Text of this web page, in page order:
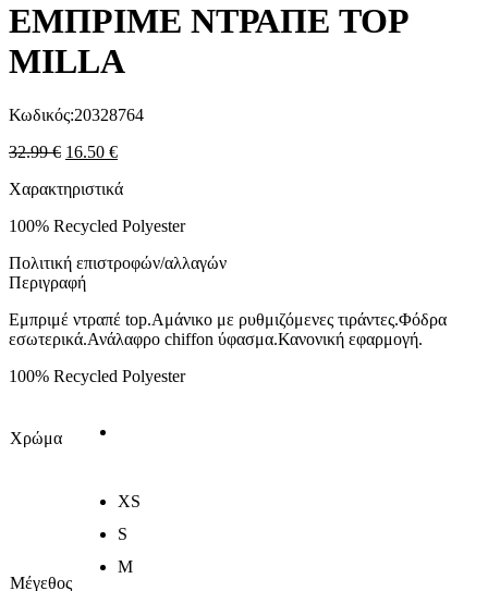
ΕΜΠΡΙΜΕ ΝΤΡΑΠΕ TOP
MILLA
Κωδικός:20328764
32.99€ 16.50 €
Χαρακτηριστικά
100% Recycled Polyester
Πολιτική επιστροφών/αλλαγών
Περιγραφή
Εμπριμέ ντραπέ top.Αμάνικο με ρυθμιζόμενες τιράντες.Φόδρα
εσωτερικά.Ανάλαφρο chiffon ύφασμα.Κανονική εφαρμογή.
100% Recycled Polyester
Χρώμα
Μέγεθος
XS
S
M